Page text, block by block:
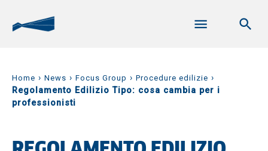
Home › News › Focus Group › Procedure edilizie ›
Regolamento Edilizio Tipo: cosa cambia per i
professionisti